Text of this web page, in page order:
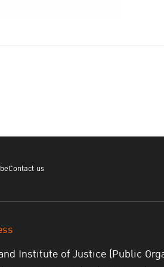
Contact us
Institute of Justice (Public